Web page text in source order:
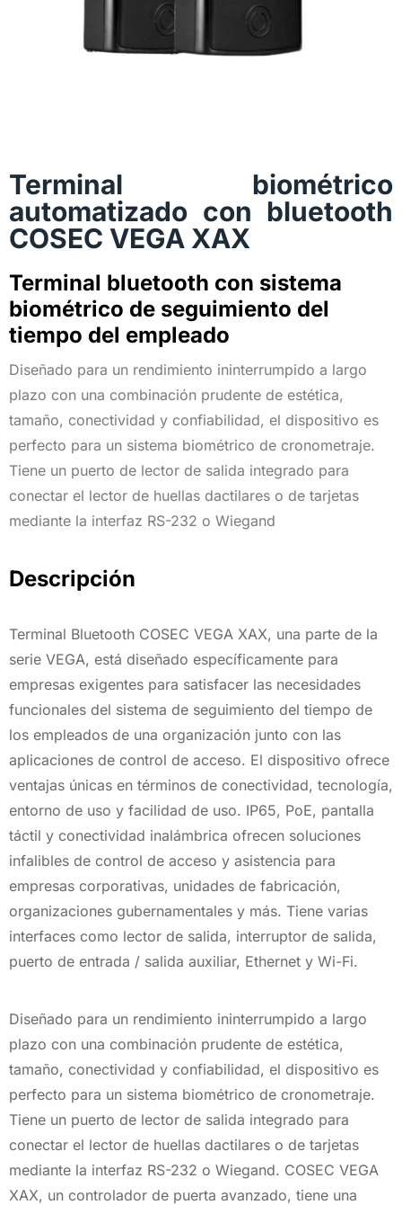
Terminal biométrico
automatizado con bluetooth
COSEC VEGA XAX
Terminal bluetooth con sistema
biométrico de seguimiento del
tiempo del empleado
Diseñado para un rendimiento ininterrumpido a largo
plazo con una combinación prudente de estética,
tamaño, conectividad y confiabilidad, el dispositivo es
perfecto para un sistema biométrico de cronometraje.
Tiene un puerto de lector de salida integrado para
conectar el lector de huellas dactilares o de tarjetas
mediante la interfaz RS-232 o Wiegand
Descripción
Terminal Bluetooth COSEC VEGA XAX, una parte de la
serie VEGA, está diseñado específicamente para
empresas exigentes para satisfacer las necesidades
funcionales del sistema de seguimiento del tiempo de
los empleados de una organización junto con las
aplicaciones de control de acceso. El dispositivo ofrece
ventajas únicas en términos de conectividad, tecnología,
entorno de uso y facilidad de uso. IP65, PoE, pantalla
táctil y conectividad inalámbrica ofrecen soluciones
infalibles de control de acceso y asistencia para
empresas corporativas, unidades de fabricación,
organizaciones gubernamentales y más. Tiene varias
interfaces como lector de salida, interruptor de salida,
puerto de entrada / salida auxiliar, Ethernet y Wi-Fi.
Diseñado para un rendimiento ininterrumpido a largo
plazo con una combinación prudente de estética,
tamaño, conectividad y confiabilidad, el dispositivo es
perfecto para un sistema biométrico de cronometraje.
Tiene un puerto de lector de salida integrado para
conectar el lector de huellas dactilares o de tarjetas
mediante la interfaz RS-232 o Wiegand. COSEC VEGA
XAX, un controlador de puerta avanzado, tiene una